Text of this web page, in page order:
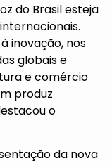
do Brasil esteja
inovação, nos
globais e
e comércio
produz
o
da nova